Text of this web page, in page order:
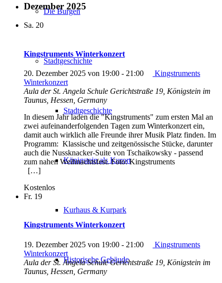
Die Burgen
Stadtgeschichte
Stadtgeschichte
Königstein als Kurort
Kurhaus & Kurpark
Historische Gebäude
Dezember 2025
Sa. 20
Kingstruments Winterkonzert
20. Dezember 2025 von 19:00 - 21:00
Kingstruments
Winterkonzert
Aula der St. Angela Schule Gerichtstraße 19, Königstein im
Taunus, Hessen, Germany
In diesem Jahr laden die "Kingstruments" zum ersten Mal an
zwei aufeinanderfolgenden Tagen zum Winterkonzert ein,
damit auch wirklich alle Freunde ihrer Musik Platz finden. Im
Programm: Klassische und zeitgenössische Stücke, darunter
auch die Nussknacker-Suite von Tschaikowsky - passend
zum nahen Weihnachtsfest. Foto: Kingstruments
[…]
Kostenlos
Fr. 19
Kingstruments Winterkonzert
19. Dezember 2025 von 19:00 - 21:00
Kingstruments
Winterkonzert
Aula der St. Angela SchuleGerichtstraße 19, Königstein im
Taunus, Hessen, Germany